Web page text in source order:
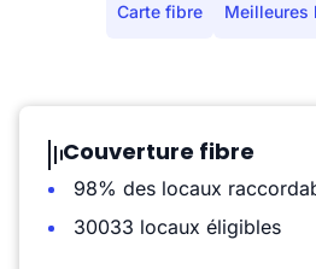
Carte fibre Meilleures
Couverture fibre
98% des locaux
30033 locaux éligibles